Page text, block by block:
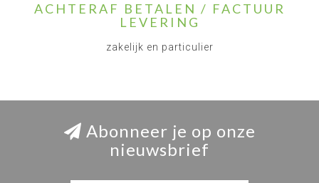
ACHTERAF BETALEN / FACTUUR
LEVERING
zakelijk en particulier
Abonneer je op onze
nieuwsbrief